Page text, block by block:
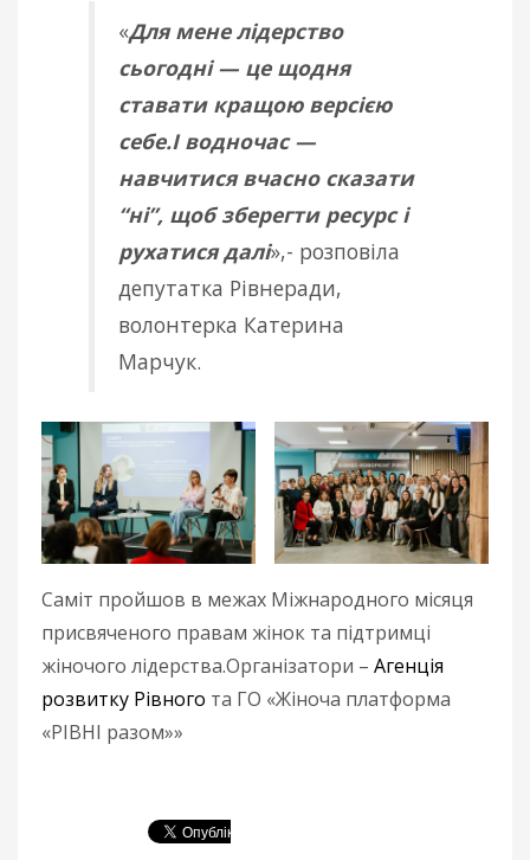
«Для мене лідерство
сьогодні — це щодня
ставати кращою версією
себе.І водночас —
навчитися вчасно сказати
“ні”, щоб зберегти ресурс і
рухатися далі»,- розповіла
депутатка Рівнеради,
волонтерка Катерина
Марчук.
Саміт пройшов в межах Міжнародного місяця
присвяченого правам жінок та підтримці
жіночого лідерства.Організатори – Агенція
розвитку Рівного та ГО «Жіноча платформа
«РІВНІ разом»»